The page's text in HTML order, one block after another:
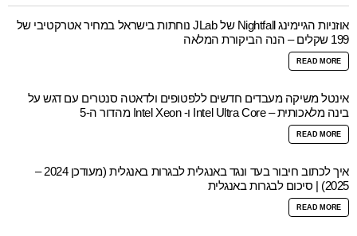
אוזניות הגיימינג Nightfall של JLab נוחתות בישראל במחיר אטרקטיבי של
199 שקלים – הנה הביקורת המלאה
READ MORE
אינטל משיקה מעבדים חדשים ללפטופים ולדאטה סנטרים עם דגש על
בינה מלאכותית – Intel Ultra Core ו- Intel Xeon מהדור ה-5
READ MORE
איך לכתוב חיבור בעד ונגד באנגלית לבגרות באנגלית (מעודכן 2024 –
2025) | סיכום לבגרות באנגלית
READ MORE